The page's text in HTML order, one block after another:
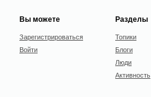
Вы можете
Зарегистрироваться
Войти
Разделы
Топики
Блоги
Люди
Активность